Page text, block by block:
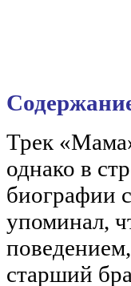
Трек
однако в
биографии
упоминал,
старший